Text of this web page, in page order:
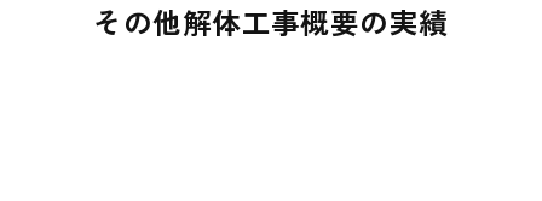
その他解体工事概要の実績